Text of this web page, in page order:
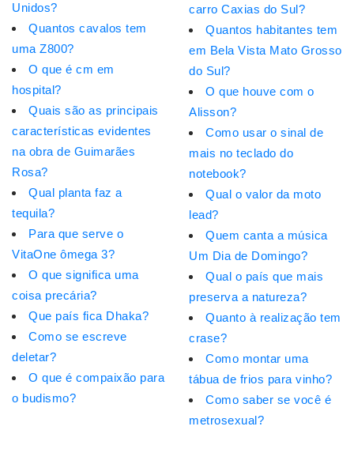
Unidos?
Quantos cavalos tem
uma Z800?
O que é cm em
hospital?
Quais são as principais
características evidentes
na obra de Guimarães
Rosa?
Qual planta faz a
tequila?
Para que serve o
VitaOne ômega 3?
O que significa uma
coisa precária?
Que país fica Dhaka?
Como se escreve
deletar?
O que é compaixão para
o budismo?
carro Caxias do Sul?
Quantos habitantes tem
em Bela Vista Mato Grosso
do Sul?
O que houve com o
Alisson?
Como usar o sinal de
mais no teclado do
notebook?
Qual o valor da moto
lead?
Quem canta a música
Um Dia de Domingo?
Qual o país que mais
preserva a natureza?
Quanto à realização tem
crase?
Como montar uma
tábua de frios para vinho?
Como saber se você é
metrosexual?